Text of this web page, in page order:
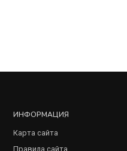
ИНФОРМАЦИЯ
Карта сайта
Правила сайта